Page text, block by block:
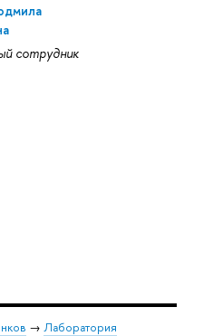
сотрудник
→ Лаборатория